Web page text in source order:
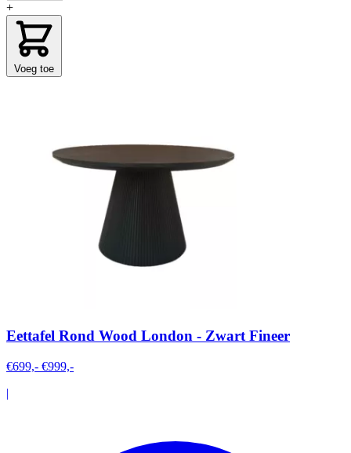
+
Voeg toe
Eettafel Rond Wood London - Zwart Fineer
€699,- €999,-
|